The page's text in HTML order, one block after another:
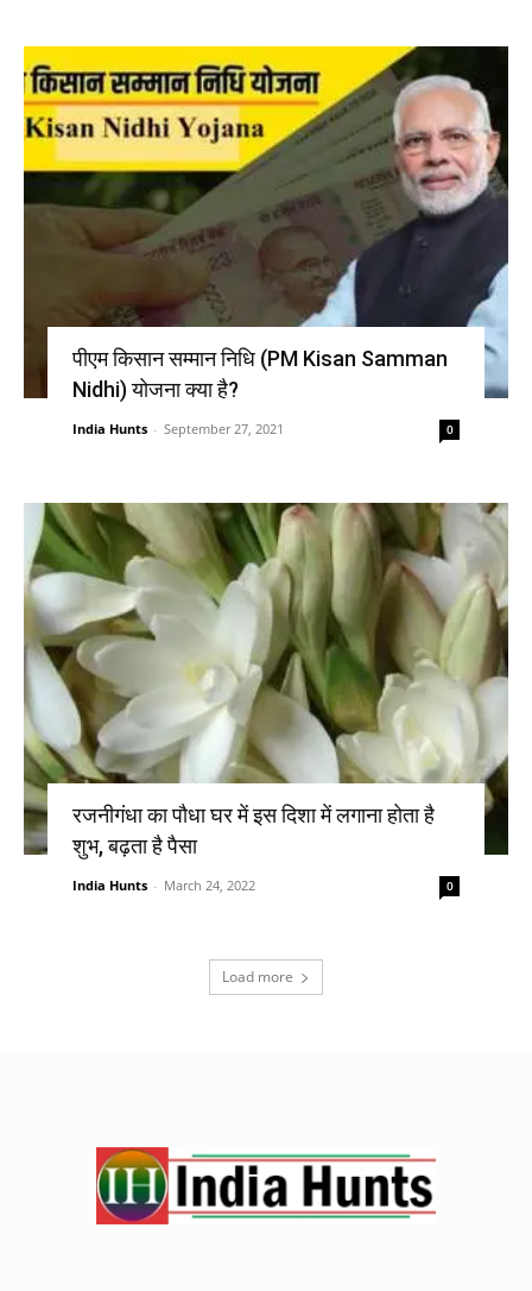
पीएम किसान सम्मान निधि (PM Kisan Samman
Nidhi) योजना क्या है?
India Hunts - September 27, 2021 0
रजनीगंधा का पौधा घर में इस दिशा में लगाना होता है
शुभ, बढ़ता है पैसा
India Hunts - March 24, 2022 0
Load more